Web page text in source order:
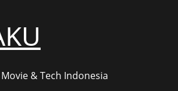
& Tech Indonesia